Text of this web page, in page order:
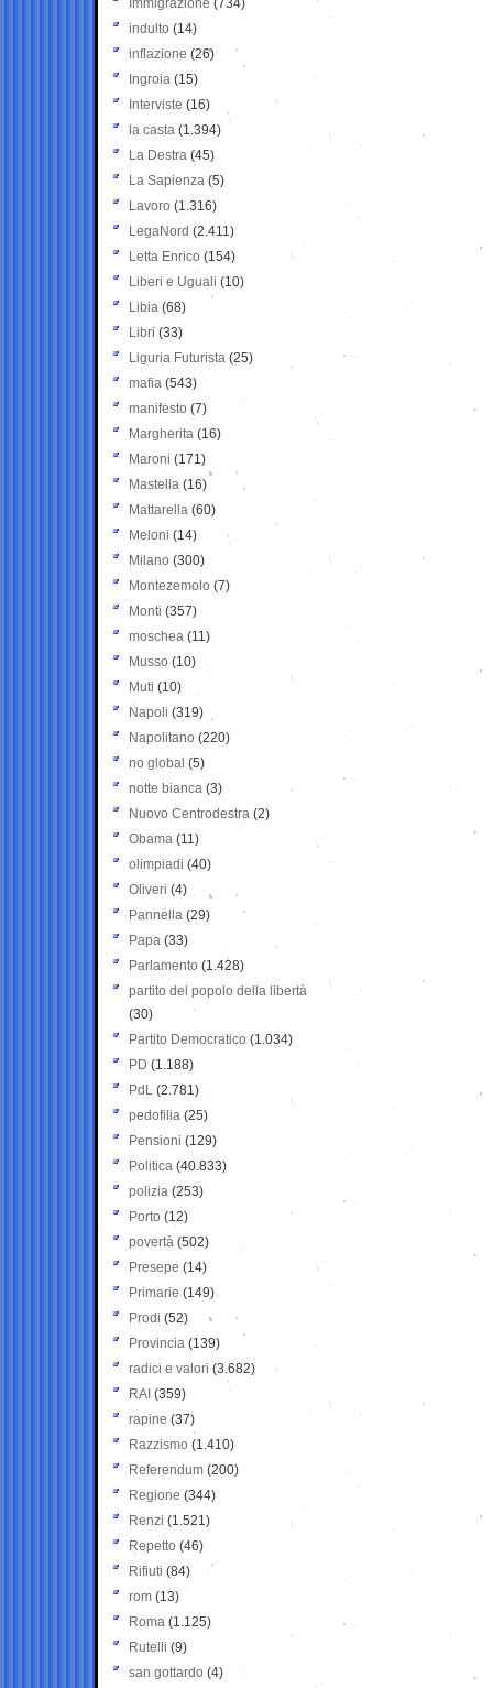
Immigrazione (734)
indulto (14)
inflazione (26)
Ingroia (15)
Interviste (16)
la casta (1.394)
La Destra (45)
La Sapienza (5)
Lavoro (1.316)
LegaNord (2.411)
Letta Enrico (154)
Liberi e Uguali (10)
Libia (68)
Libri (33)
Liguria Futurista (25)
mafia (543)
manifesto (7)
Margherita (16)
Maroni (171)
Mastella (16)
Mattarella (60)
Meloni (14)
Milano (300)
Montezemolo (7)
Monti (357)
moschea (11)
Musso (10)
Muti (10)
Napoli (319)
Napolitano (220)
no global (5)
notte bianca (3)
Nuovo Centrodestra (2)
Obama (11)
olimpiadi (40)
Oliveri (4)
Pannella (29)
Papa (33)
Parlamento (1.428)
partito del popolo della libertà
(30)
Partito Democratico (1.034)
PD (1.188)
PdL (2.781)
pedofilia (25)
Pensioni (129)
Politica (40.833)
polizia (253)
Porto (12)
povertà (502)
Presepe (14)
Primarie (149)
Prodi (52)
Provincia (139)
radici e valori (3.682)
RAI (359)
rapine (37)
Razzismo (1.410)
Referendum (200)
Regione (344)
Renzi (1.521)
Repetto (46)
Rifiuti (84)
rom (13)
Roma (1.125)
Rutelli (9)
san gottardo (4)